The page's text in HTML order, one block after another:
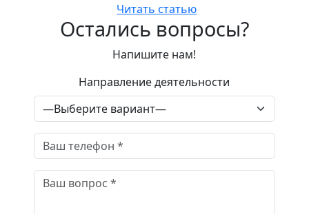
Читать статью
Остались вопросы?
Напишите нам!
Направление деятельности